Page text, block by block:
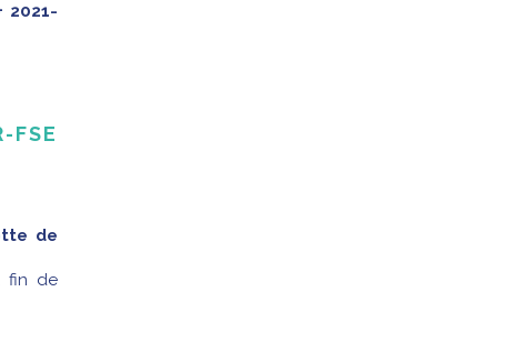
2021-
FSE
de
fin de